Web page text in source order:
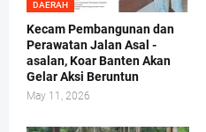
DAERAH
Kecam Pembangunan dan
Perawatan Jalan Asal -
asalan, Koar Banten Akan
Gelar Aksi Beruntun
May 11, 2026